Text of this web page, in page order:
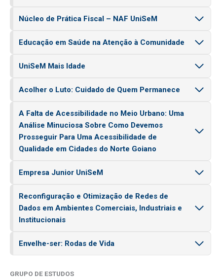
Núcleo de Prática Fiscal – NAF UniSeM
Educação em Saúde na Atenção à Comunidade
UniSeM Mais Idade
Acolher o Luto: Cuidado de Quem Permanece
A Falta de Acessibilidade no Meio Urbano: Uma
Análise Minuciosa Sobre Como Devemos
Prosseguir Para Uma Acessibilidade de
Qualidade em Cidades do Norte Goiano
Empresa Junior UniSeM
Reconfiguração e Otimização de Redes de
Dados em Ambientes Comerciais, Industriais e
Institucionais
Envelhe-ser: Rodas de Vida
GRUPO DE ESTUDOS